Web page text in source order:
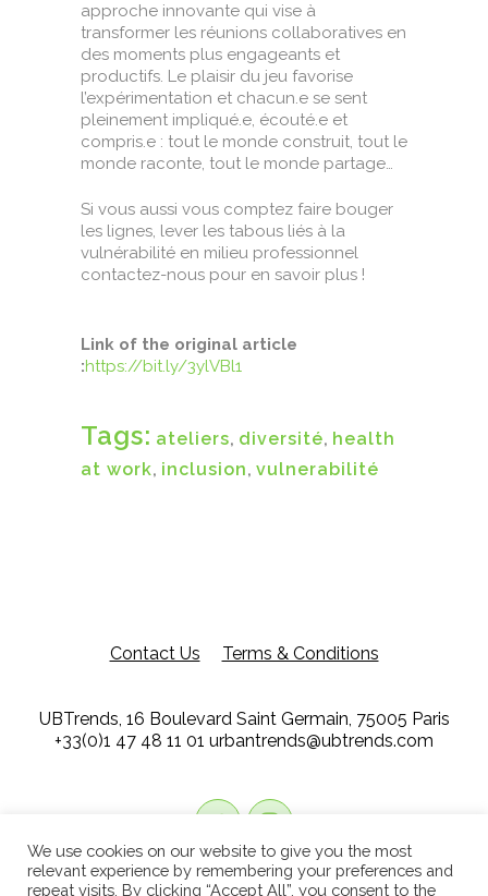
approche innovante qui vise à
transformer les réunions collaboratives en
des moments plus engageants et
productifs. Le plaisir du jeu favorise
l’expérimentation et chacun.e se sent
pleinement impliqué.e, écouté.e et
compris.e : tout le monde construit, tout le
monde raconte, tout le monde partage…
Si vous aussi vous comptez faire bouger
les lignes, lever les tabous liés à la
vulnérabilité en milieu professionnel
contactez-nous pour en savoir plus !
Link of the original article
:https://bit.ly/3ylVBl1
Tags: ateliers, diversité, health
at work, inclusion, vulnerabilité
Contact Us Terms & Conditions
UBTrends, 16 Boulevard Saint Germain, 75005 Paris
+33(0)1 47 48 11 01 urbantrends@ubtrends.com
We use cookies on our website to give you the most
relevant experience by remembering your preferences and
repeat visits. By clicking “Accept All”, you consent to the